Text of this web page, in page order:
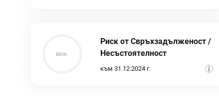
Риск от Свръхзадълженост /
Несъстоятелност
към 31.12.2024 г.